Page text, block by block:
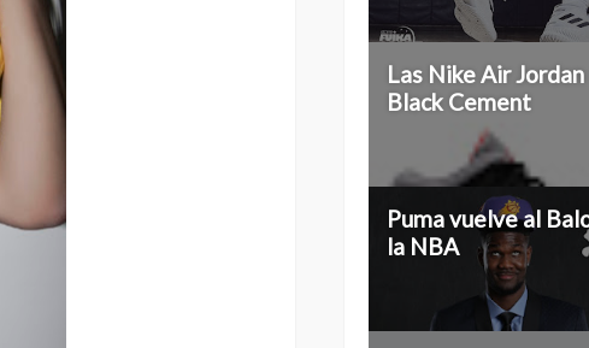
Las Nike Air
Black Cement
Puma vuelve al
la NBA